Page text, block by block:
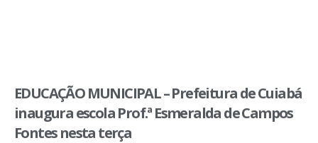
EDUCAÇÃO MUNICIPAL – Prefeitura de Cuiabá
inaugura escola Prof.ª Esmeralda de Campos
Fontes nesta terça